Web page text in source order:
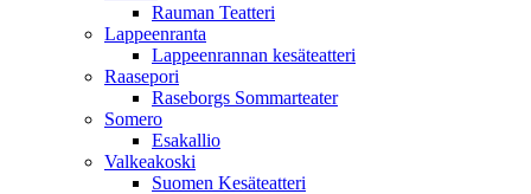
Rauman Teatteri
Lappeenranta
Lappeenrannan kesäteatteri
Raasepori
Raseborgs Sommarteater
Somero
Esakallio
Valkeakoski
Suomen Kesäteatteri